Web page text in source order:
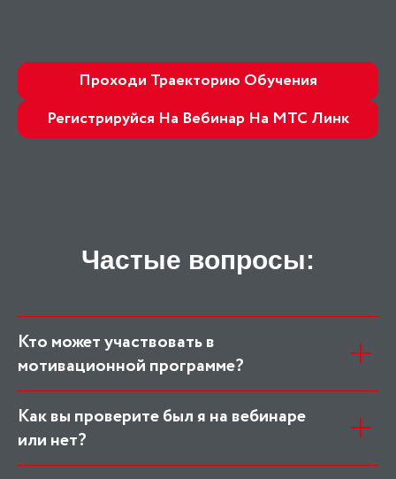
Проходи Траекторию Обучения
Регистрируйся На Вебинар На МТС Линк
Частые вопросы:
Кто может участвовать в
мотивационной программе?
Как вы проверите был я на вебинаре
или нет?